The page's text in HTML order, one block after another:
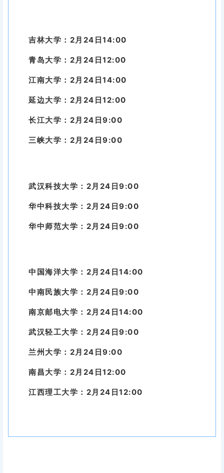
吉林大学：2月24日14:00
青岛大学：2月24日12:00
江南大学：2月24日14:00
延边大学：2月24日12:00
长江大学：2月24日9:00
三峡大学：2月24日9:00
武汉科技大学：2月24日9:00
华中科技大学：2月24日9:00
华中师范大学：2月24日9:00
中国海洋大学：2月24日14:00
中南民族大学：2月24日9:00
南京邮电大学：2月24日14:00
武汉轻工大学：2月24日9:00
兰州大学：2月24日9:00
南昌大学：2月24日12:00
江西理工大学：2月24日12:00